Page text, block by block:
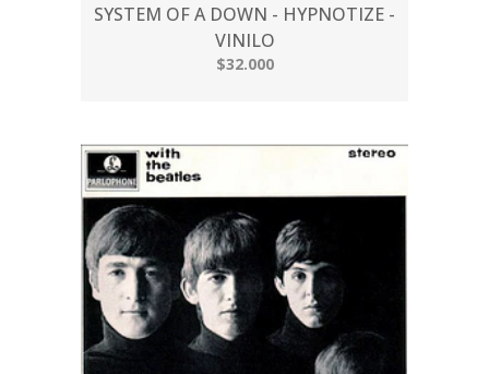
SYSTEM OF A DOWN - HYPNOTIZE -
VINILO
$32.000